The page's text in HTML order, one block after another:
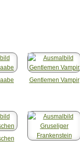
Gentlemen Vampir